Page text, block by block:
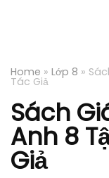
Home » Lớp 8 »
Tác Giả
Sách
Anh 8
Giả